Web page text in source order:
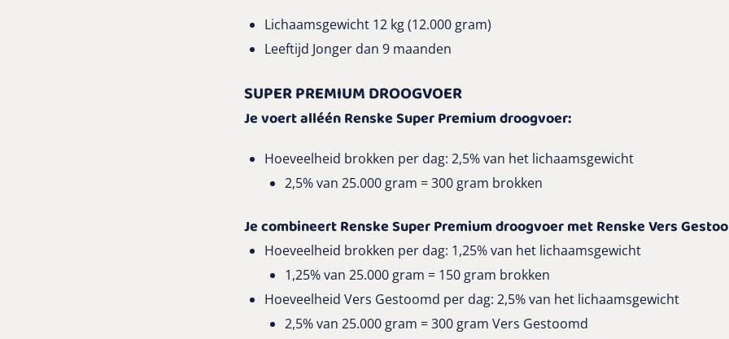
Lichaamsgewicht 12 kg (12.000 gram)
Leeftijd Jonger dan 9 maanden
SUPER PREMIUM DROOGVOER
Je voert alléén Renske Super Premium droogvoer:
Hoeveelheid brokken per dag: 2,5% van het lichaamsgewicht
2,5% van 25.000 gram = 300 gram brokken
Je combineert Renske Super Premium droogvoer met Renske Vers
Hoeveelheid brokken per dag: 1,25% van het lichaamsgewicht
1,25% van 25.000 gram = 150 gram brokken
Hoeveelheid Vers Gestoomd per dag: 2,5% van het lichaamsgewicht
2,5% van 25.000 gram = 300 gram Vers Gestoomd